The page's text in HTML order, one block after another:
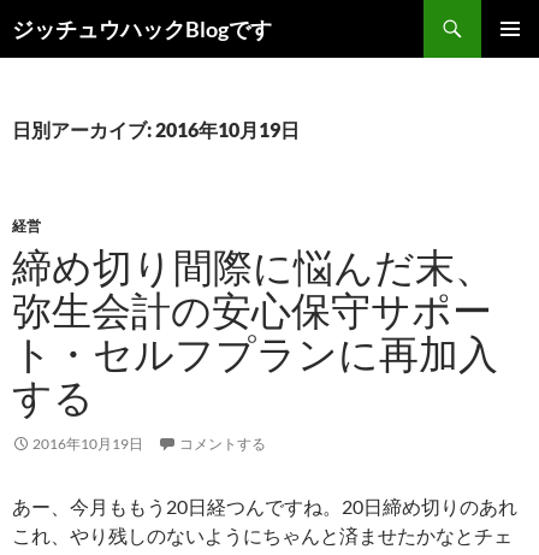
ン
ツ
キ
プ
ジッチュウハックBlogです
索
日別アーカイブ: 2016年10月19日
経営
締め切り間際に悩んだ末、
弥生会計の安心保守サポー
ト・セルフプランに再加入
する
2016年10月19日 コメントする
あー、今月ももう20日経つんですね。20日締め切りのあれ
これ、やり残しのないようにちゃんと済ませたかなとチェ